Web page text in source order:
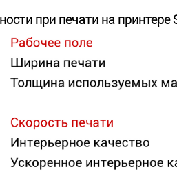
при печати на принтере